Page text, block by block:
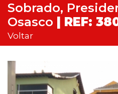
Sobrado,
Osasco | REF:
Voltar